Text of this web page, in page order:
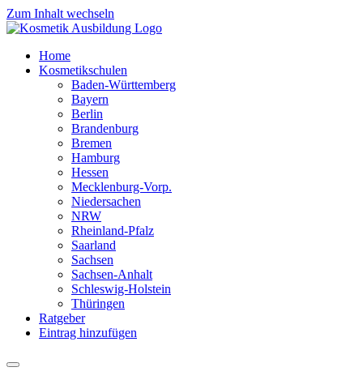
Zum Inhalt wechseln
Home
Kosmetikschulen
Baden-Württemberg
Bayern
Berlin
Brandenburg
Bremen
Hamburg
Hessen
Mecklenburg-Vorp.
Niedersachen
NRW
Rheinland-Pfalz
Saarland
Sachsen
Sachsen-Anhalt
Schleswig-Holstein
Thüringen
Ratgeber
Eintrag hinzufügen